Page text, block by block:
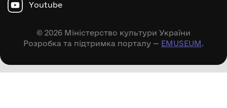
Youtube
© 2026 Міністерство культури України
Розробка та підтримка порталу — EMUSEUM.